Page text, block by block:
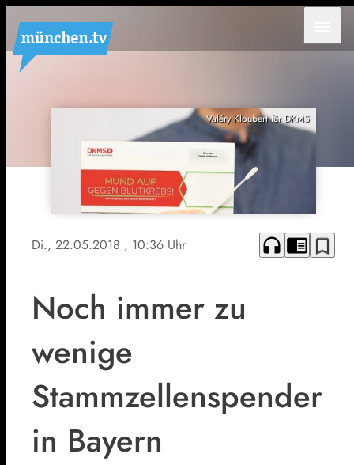
Valéry Kloubert für DKMS
Di., 22.05.2018 , 10:36 Uhr headphones chrome_reader_mode bookmark_border
Noch immer zu
wenige
Stammzellenspender
in Bayern